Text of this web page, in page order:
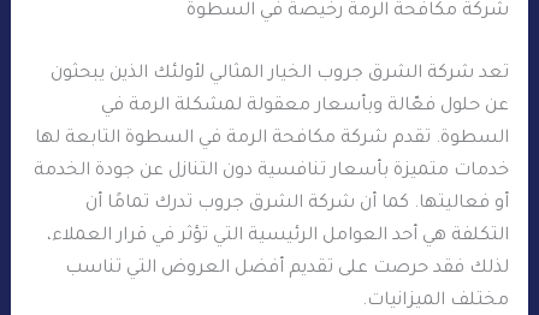
شركة مكافحة الرمة رخيصة في السطوة
تعد شركة الشرق جروب الخيار المثالي لأولئك الذين يبحثون
عن حلول فعّالة وبأسعار معقولة لمشكلة الرمة في
السطوة. تقدم شركة مكافحة الرمة في السطوة التابعة لها
خدمات متميزة بأسعار تنافسية دون التنازل عن جودة الخدمة
أو فعاليتها. كما أن شركة الشرق جروب تدرك تمامًا أن
التكلفة هي أحد العوامل الرئيسية التي تؤثر في قرار العملاء،
لذلك فقد حرصت على تقديم أفضل العروض التي تناسب
مختلف الميزانيات.